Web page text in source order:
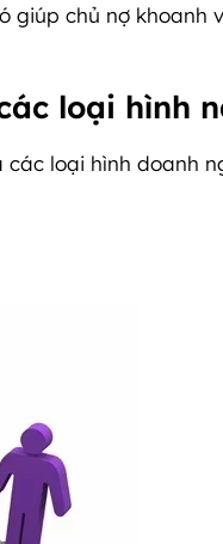
giúp chủ nợ khoanh
loại hình
loại hình doanh